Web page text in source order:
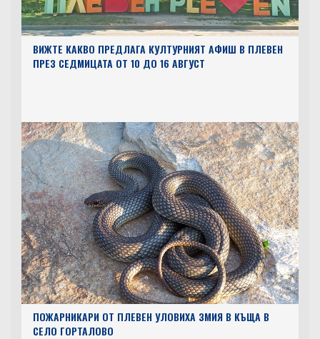
ВИЖТЕ КАКВО ПРЕДЛАГА КУЛТУРНИЯТ АФИШ В ПЛЕВЕН
ПРЕЗ СЕДМИЦАТА ОТ 10 ДО 16 АВГУСТ
ПОЖАРНИКАРИ ОТ ПЛЕВЕН УЛОВИХА ЗМИЯ В КЪЩА В
СЕЛО ГОРТАЛОВО